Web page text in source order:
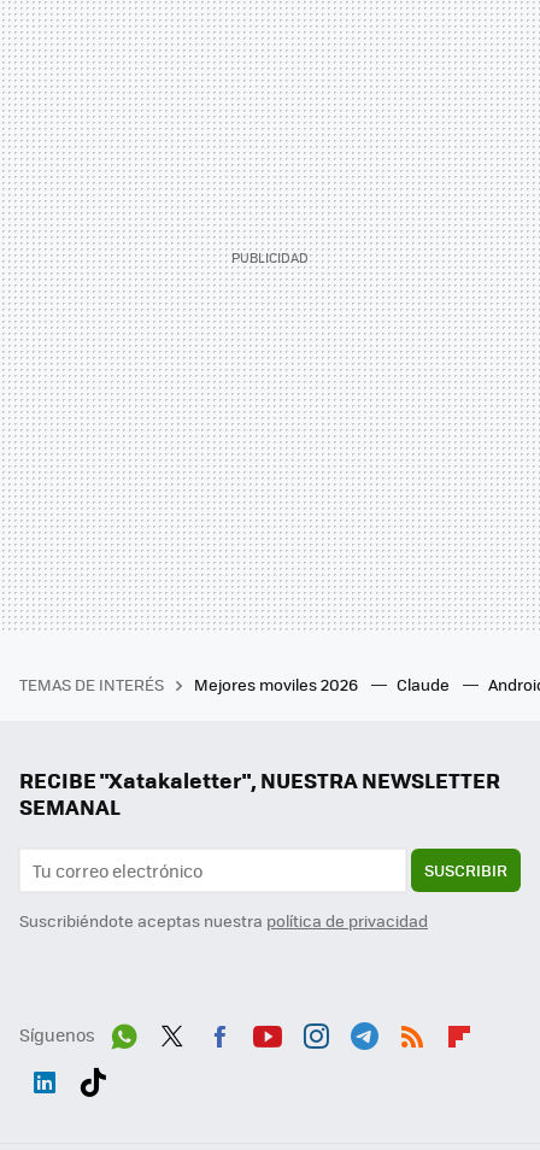
TEMAS DE INTERÉS Mejores moviles 2026 Claude
RECIBE "Xatakaletter", NUESTRA NEWSLETTER
SEMANAL
SUSCRIBIR
Suscribiéndote aceptas nuestra política de privacidad
Síguenos